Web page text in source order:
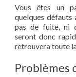
Vous êtes un
quelques défauts
pas de fuite, ni
seront donc
retrouvera toute
Problèmes